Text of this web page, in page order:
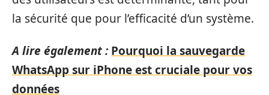
la sécurité que pour l’efficacité d’un système.
A lire également : Pourquoi la sauvegarde
WhatsApp sur iPhone est cruciale pour vos
données